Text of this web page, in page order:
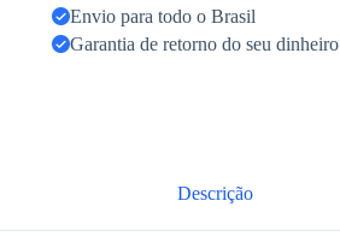
Envio para todo o Brasil
Garantia de retorno do seu dinheiro
Descrição